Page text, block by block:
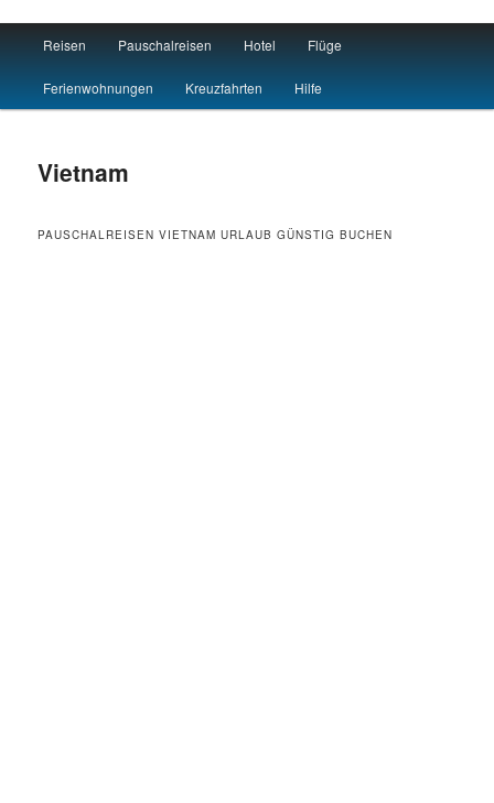
Reisen Hotel Flug
Skip to primary content
Skip to secondary content
Reisen Pauschalreisen Hotel Flüge
Ferienwohnungen Kreuzfahrten Hilfe
Vietnam
PAUSCHALREISEN VIETNAM URLAUB GÜNSTIG BUCHEN